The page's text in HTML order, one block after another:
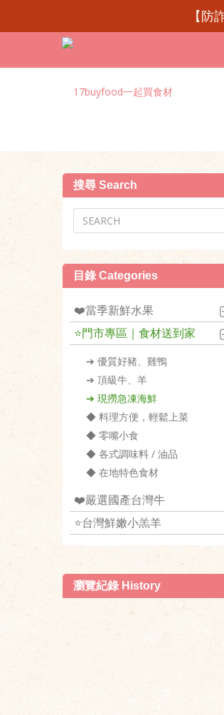
【
搜尋 Search
目錄 Categories
❤️當季新鮮水果
⭐️門市專區｜食材送到家
➔ 優質好豬、雞鴨
➔ 頂級牛、羊
➔ 現撈急凍海鮮
◆ 料理方便，輕鬆上菜
◆ 零嘴小食
◆ 各式調味料 / 油品
◆ 在地特色食材
❤️嚴選國產台灣牛
⭐️台灣鮮嫩小羔羊
瀏覽紀錄 History